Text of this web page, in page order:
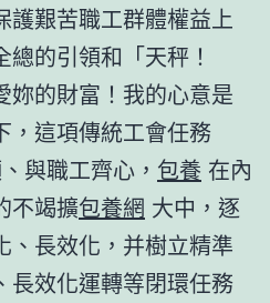
護艱苦職工群體權益上
的引領和「天秤！
的財富！我的心意是
，這項傳統工會任務
與職工齊心， 包養 在內
不竭擴包養網 大中，逐
、長效化，并樹立精準
長效化運轉等閉環任務